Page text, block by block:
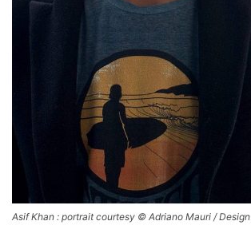
Asif Khan : portrait courtesy © Adriano Mauri /